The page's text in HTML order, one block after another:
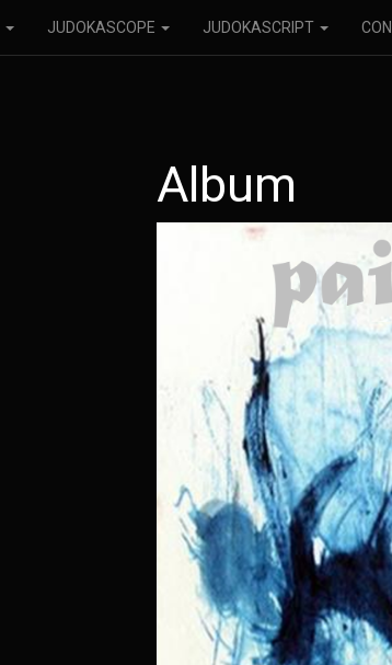
JUDOKASCOPE JUDOKASCRIPT
Album